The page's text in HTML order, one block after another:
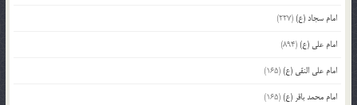
امام سجاد (ع)(227)
امام علی (ع)(894)
امام علی النقی (ع)(165)
امام محمد باقر (ع)(165)